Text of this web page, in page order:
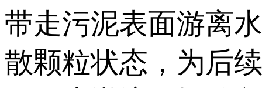
带走污泥表面游离
散颗粒状态，为后